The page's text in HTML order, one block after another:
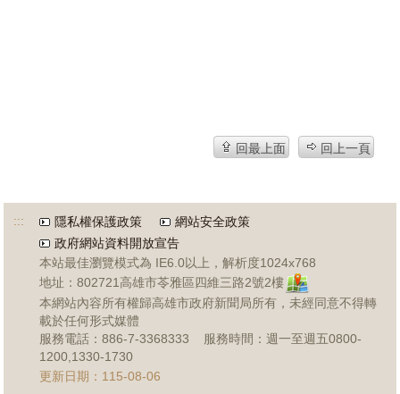
回最上面 回上一頁
::: 隱私權保護政策
網站安全政策
政府網站資料開放宣告
本站最佳瀏覽模式為 IE6.0以上，解析度1024x768
地址：802721高雄市苓雅區四維三路2號2樓
本網站內容所有權歸高雄市政府新聞局所有，未經同意不得轉
載於任何形式媒體
服務電話：886-7-3368333 服務時間：週一至週五0800-
1200,1330-1730
更新日期：115-08-06